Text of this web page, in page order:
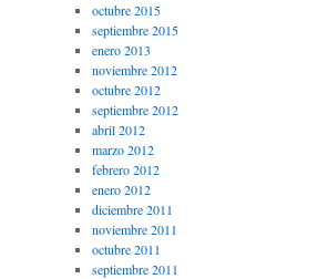
octubre 2015
septiembre 2015
enero 2013
noviembre 2012
octubre 2012
septiembre 2012
abril 2012
marzo 2012
febrero 2012
enero 2012
diciembre 2011
noviembre 2011
octubre 2011
septiembre 2011